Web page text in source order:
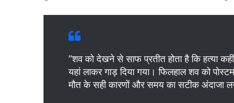
​”शव को देखने से साफ प्रतीत होता है कि हत्या
यहां लाकर गाड़ दिया गया। फिलहाल शव को
मौत के सही कारणों और समय का सटीक अंदाजा